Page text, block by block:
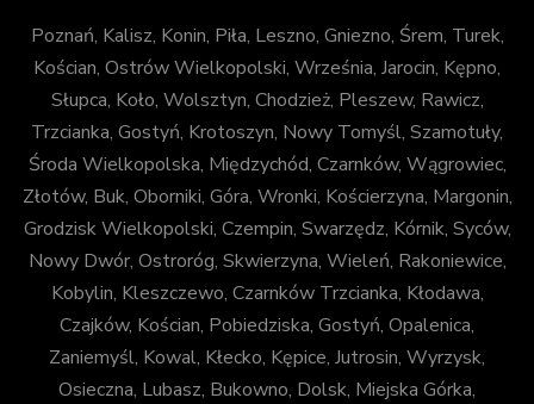
Poznań, Kalisz, Konin, Piła, Leszno, Gniezno, Śrem, Turek,
Kościan, Ostrów Wielkopolski, Września, Jarocin, Kępno,
Słupca, Koło, Wolsztyn, Chodzież, Pleszew, Rawicz,
Trzcianka, Gostyń, Krotoszyn, Nowy Tomyśl, Szamotuły,
Środa Wielkopolska, Międzychód, Czarnków, Wągrowiec,
Złotów, Buk, Oborniki, Góra, Wronki, Kościerzyna, Margonin,
Grodzisk Wielkopolski, Czempin, Swarzędz, Kórnik, Syców,
Nowy Dwór, Ostroróg, Skwierzyna, Wieleń, Rakoniewice,
Kobylin, Kleszczewo, Czarnków Trzcianka, Kłodawa,
Czajków, Kościan, Pobiedziska, Gostyń, Opalenica,
Zaniemyśl, Kowal, Kłecko, Kępice, Jutrosin, Wyrzysk,
Osieczna, Lubasz, Bukowno, Dolsk, Miejska Górka,